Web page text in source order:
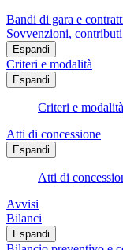
Bandi di gara e
Sovvenzioni,
Espandi
Criteri e modalità
Espandi
Criteri e modalità
Atti di concessione
Espandi
Atti di
Avvisi
Bilanci
Espandi